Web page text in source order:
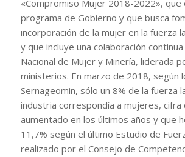
«Compromiso Mujer 2018-2022», que
programa de Gobierno y que busca
incorporación de la mujer en la fuerza
y que incluye una colaboración
Nacional de Mujer y Minería, liderada
ministerios. En marzo de 2018, según
Sernageomin, sólo un 8% de la fuerza
industria correspondía a mujeres, cifra
aumentado en los últimos años y que
11,7% según el último Estudio de
realizado por el Consejo de